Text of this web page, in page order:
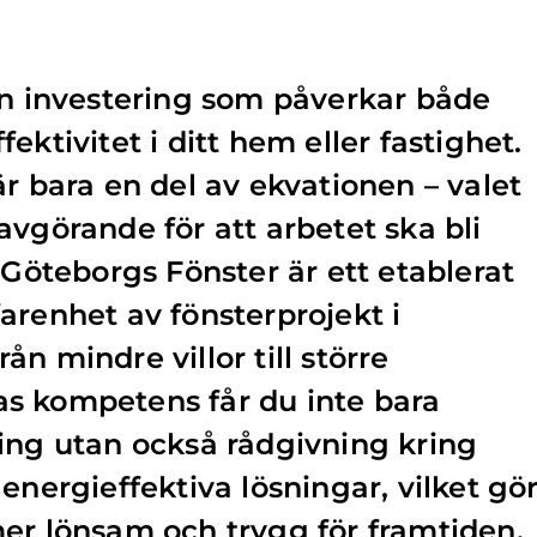
investering som påverkar både
i ditt hem eller fastighet.
bara en del av ekvationen – valet
för att arbetet ska bli
Fönster är ett etablerat
av fönsterprojekt i
mindre villor till större
kompetens får du inte bara
utan också rådgivning kring
lösningar, vilket